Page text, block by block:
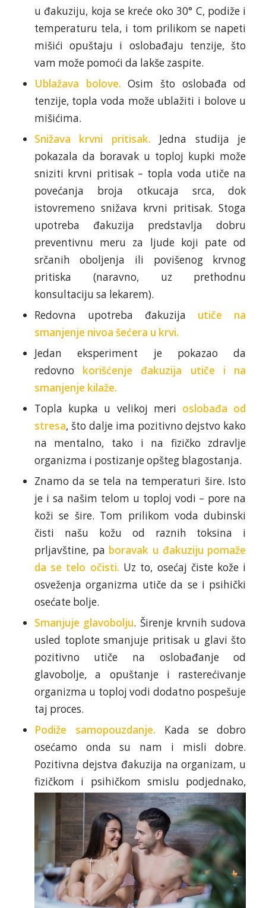
u đakuziju, koja se kreće oko 30° C, podiže i
temperaturu tela, i tom prilikom se napeti
mišići opuštaju i oslobađaju tenzije, što
vam može pomoći da lakše zaspite.
Ublažava bolove. Osim što oslobađa od
tenzije, topla voda može ublažiti i bolove u
mišićima.
Snižava krvni pritisak. Jedna studija je
pokazala da boravak u toploj kupki može
sniziti krvni pritisak – topla voda utiče na
povećanja broja otkucaja srca, dok
istovremeno snižava krvni pritisak. Stoga
upotreba đakuzija predstavlja dobru
preventivnu meru za ljude koji pate od
srčanih oboljenja ili povišenog krvnog
pritiska (naravno, uz prethodnu
konsultaciju sa lekarem).
Redovna upotreba đakuzija utiče na
smanjenje nivoa šećera u krvi.
Jedan eksperiment je pokazao da
redovno korišćenje đakuzija utiče i na
smanjenje kilaže.
Topla kupka u velikoj meri oslobađa od
stresa, što dalje ima pozitivno dejstvo kako
na mentalno, tako i na fizičko zdravlje
organizma i postizanje opšteg blagostanja.
Znamo da se tela na temperaturi šire. Isto
je i sa našim telom u toploj vodi – pore na
koži se šire. Tom prilikom voda dubinski
čisti našu kožu od raznih toksina i
prljavštine, pa boravak u đakuziju pomaže
da se telo očisti. Uz to, osećaj čiste kože i
osveženja organizma utiče da se i psihički
osećate bolje.
Smanjuje glavobolju. Širenje krvnih sudova
usled toplote smanjuje pritisak u glavi što
pozitivno utiče na oslobađanje od
glavobolje, a opuštanje i rasterećivanje
organizma u toploj vodi dodatno pospešuje
taj proces.
Podiže samopouzdanje. Kada se dobro
osećamo onda su nam i misli dobre.
Pozitivna dejstva đakuzija na organizam, u
fizičkom i psihičkom smislu podjednako,